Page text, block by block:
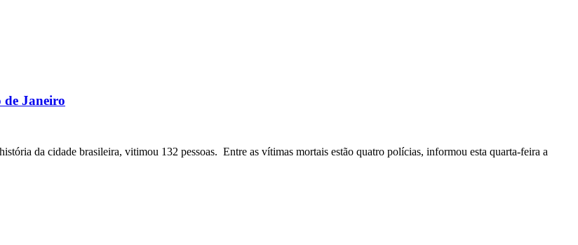
de Janeiro
da cidade brasileira, vitimou 132 pessoas. Entre as vítimas mortais estão quatro polícias, informou esta quarta-feira a